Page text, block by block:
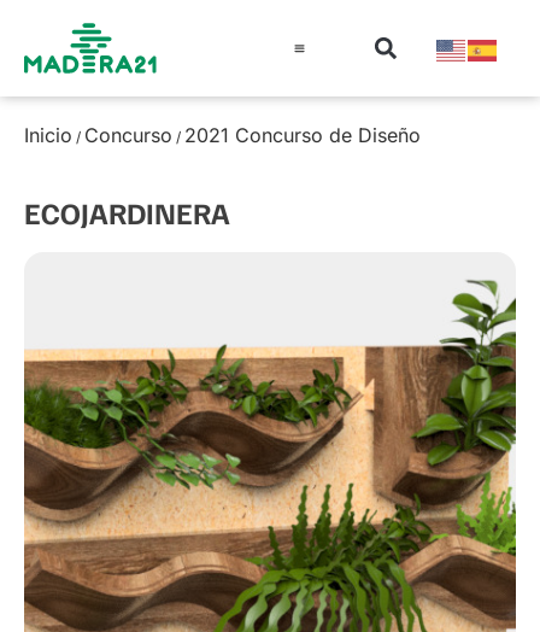
Inicio / Concurso / 2021 Concurso de Diseño
ECOJARDINERA